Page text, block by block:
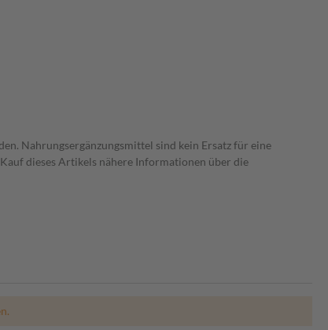
Nahrungsergänzungsmittel sind kein Ersatz für eine
dieses Artikels nähere Informationen über die